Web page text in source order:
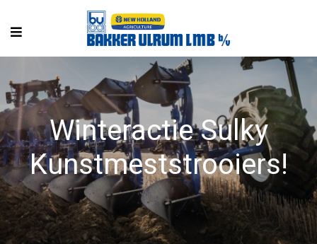
Winteractie Sulky
Kunstmeststrooiers!